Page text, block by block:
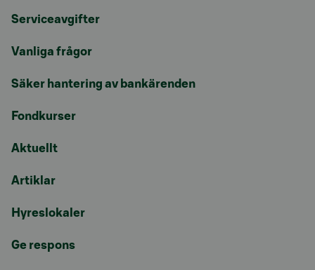
Serviceavgifter
Vanliga frågor
Säker hantering av bankärenden
Fondkurser
Aktuellt
Artiklar
Hyreslokaler
Ge respons